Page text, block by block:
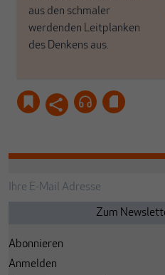
aus den schmaler
werdenden Leitplanken
des Denkens aus.
Abonnieren
Anmelden